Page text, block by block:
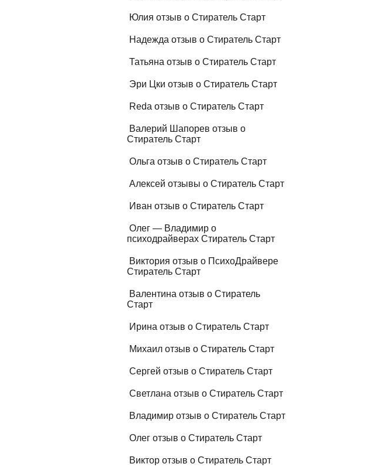
Юлия отзыв о Стиратель Старт
Надежда отзыв о Стиратель Старт
Татьяна отзыв о Стиратель Старт
Эри Цки отзыв о Стиратель Старт
Reda отзыв о Стиратель Старт
Валерий Шапорев отзыв о
Стиратель Старт
Ольга отзыв о Стиратель Старт
Алексей отзывы о Стиратель Старт
Иван отзыв о Стиратель Старт
Олег — Владимир о
психодрайверах Стиратель Старт
Виктория отзыв о ПсихоДрайвере
Стиратель Старт
Валентина отзыв о Стиратель
Старт
Ирина отзыв о Стиратель Старт
Михаил отзыв о Стиратель Старт
Сергей отзыв о Стиратель Старт
Светлана отзыв о Стиратель Старт
Владимир отзыв о Стиратель Старт
Олег отзыв о Стиратель Старт
Виктор отзыв о Стиратель Старт